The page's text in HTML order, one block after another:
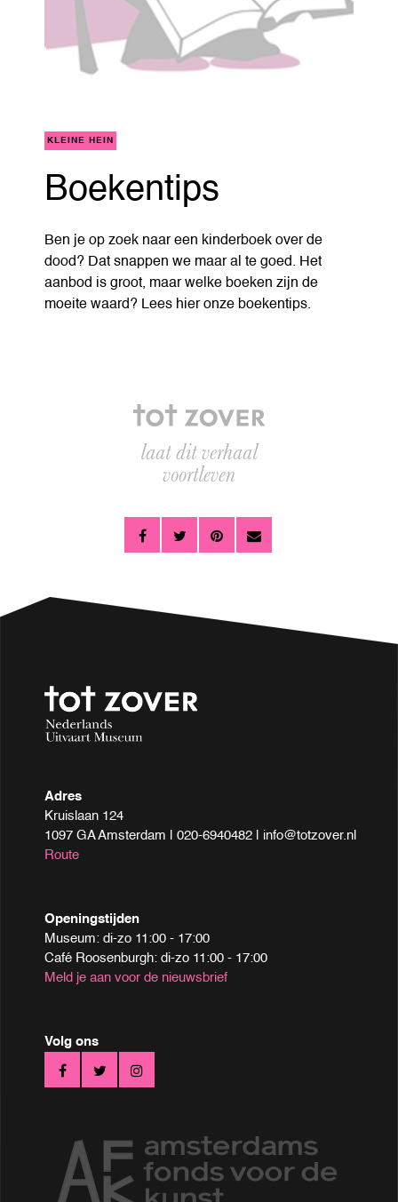
KLEINE HEIN
Boekentips
Ben je op zoek naar een kinderboek over de
dood? Dat snappen we maar al te goed. Het
aanbod is groot, maar welke boeken zijn de
moeite waard? Lees hier onze boekentips.
laat dit verhaal
voortleven
Adres
Kruislaan 124
1097 GA Amsterdam | 020-6940482 | info@totzover.nl
Route
Openingstijden
Museum: di-zo 11:00 - 17:00
Café Roosenburgh: di-zo 11:00 - 17:00
Meld je aan voor de nieuwsbrief
Volg ons